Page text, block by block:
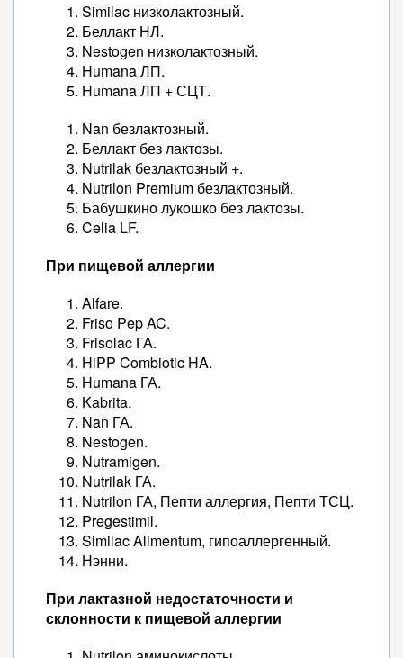
Similac низколактозный.
Беллакт НЛ.
Nestogen низколактозный.
Humana ЛП.
Humana ЛП + СЦТ.
Nan безлактозный.
Беллакт без лактозы.
Nutrilak безлактозный +.
Nutrilon Premium безлактозный.
Бабушкино лукошко без лактозы.
Celia LF.
При пищевой аллергии
Alfare.
Friso Pep AC.
Frisolac ГА.
HiPP Combiotic HA.
Humana ГА.
Kabrita.
Nan ГА.
Nestogen.
Nutramigen.
Nutrilak ГА.
Nutrilon ГА, Пепти аллергия, Пепти ТСЦ.
Pregestimil.
Similac Alimentum, гипоаллергенный.
Нэнни.
При лактазной недостаточности и
склонности к пищевой аллергии